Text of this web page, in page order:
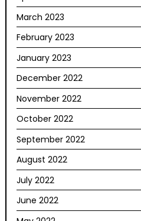
March 2023
February 2023
January 2023
December 2022
November 2022
October 2022
September 2022
August 2022
July 2022
June 2022